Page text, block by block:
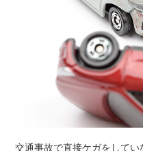
交通事故で直接ケガをして